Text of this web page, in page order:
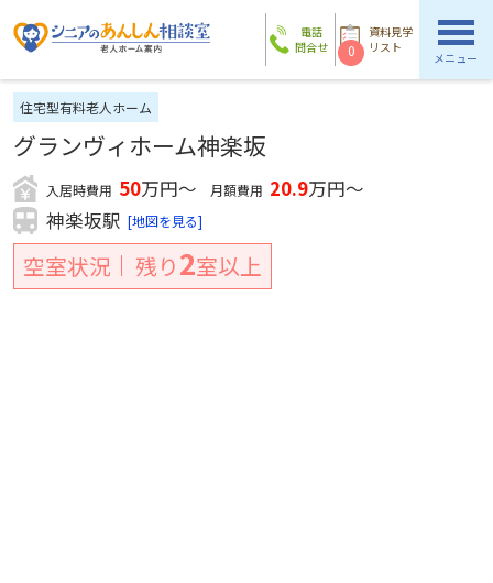
電話
問合せ
資料見学
リスト
0 メニュー
住宅型有料老人ホーム
グランヴィホーム神楽坂
入居時費用 50万円～ 月額費用 20.9万円～
神楽坂駅 [地図を見る]
空室状況 残り2室以上